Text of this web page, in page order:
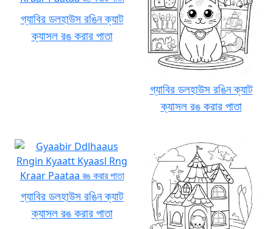
গ্যাবির ডলহাউস রঙিন ক্যাট
ক্যাসল রঙ করার পাতা
গ্যাবির ডলহাউস রঙিন ক্যাট
ক্যাসল রঙ করার পাতা
গ্যাবির ডলহাউস রঙিন ক্যাট
ক্যাসল রঙ করার পাতা